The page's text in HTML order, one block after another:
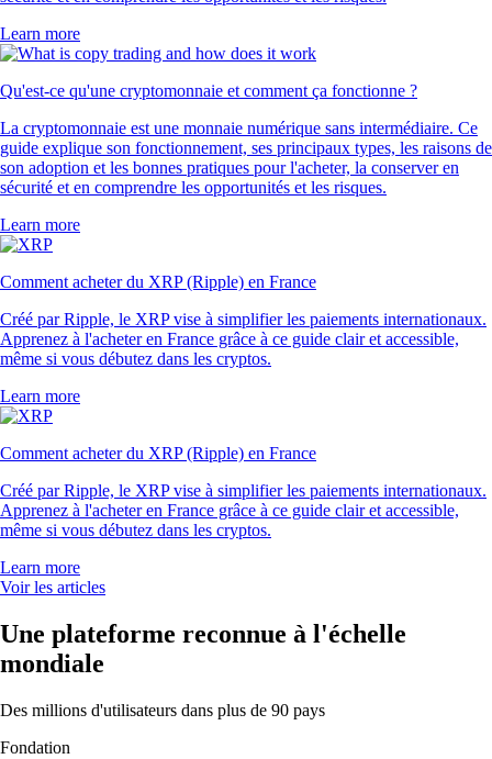
Learn more
Qu'est-ce qu'une cryptomonnaie et comment ça fonctionne ?
La cryptomonnaie est une monnaie numérique sans intermédiaire. Ce
guide explique son fonctionnement, ses principaux types, les raisons de
son adoption et les bonnes pratiques pour l'acheter, la conserver en
sécurité et en comprendre les opportunités et les risques.
Learn more
Comment acheter du XRP (Ripple) en France
Créé par Ripple, le XRP vise à simplifier les paiements internationaux.
Apprenez à l'acheter en France grâce à ce guide clair et accessible,
même si vous débutez dans les cryptos.
Learn more
Comment acheter du XRP (Ripple) en France
Créé par Ripple, le XRP vise à simplifier les paiements internationaux.
Apprenez à l'acheter en France grâce à ce guide clair et accessible,
même si vous débutez dans les cryptos.
Learn more
Voir les articles
Une plateforme reconnue à l'échelle
mondiale
Des millions d'utilisateurs dans plus de 90 pays
Fondation